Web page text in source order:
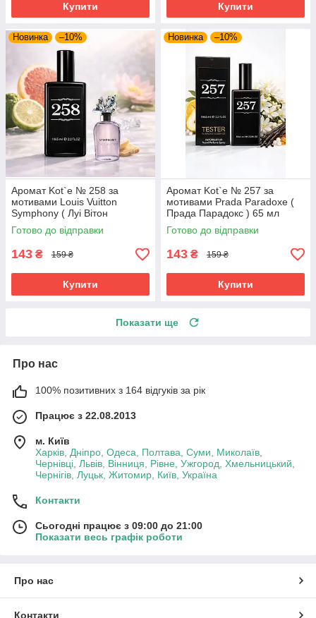
Купити Купити
Новинка –10%
Аромат Kot`e № 258 за
мотивами Louis Vuitton
Symphony ( Луі Вітон
Симфонія) 65 мл
Готово до відправки
143 ₴ 159 ₴
Купити
Новинка –10%
Аромат Kot`e № 257 за
мотивами Prada Paradoxe (
Прада Парадокс ) 65 мл
Готово до відправки
143 ₴ 159 ₴
Купити
Показати ще
Про нас
100% позитивних з 164 відгуків за рік
Працює з 22.08.2013
м. Київ
Харків, Дніпро, Одеса, Полтава, Суми, Миколаїв,
Чернівці, Львів, Вінниця, Рівне, Ужгород, Хмельницький,
Чернігів, Луцьк, Житомир, Київ, Україна
Контакти
Сьогодні працює з 09:00 до 21:00
Показати весь графік роботи
Про нас
Контакти